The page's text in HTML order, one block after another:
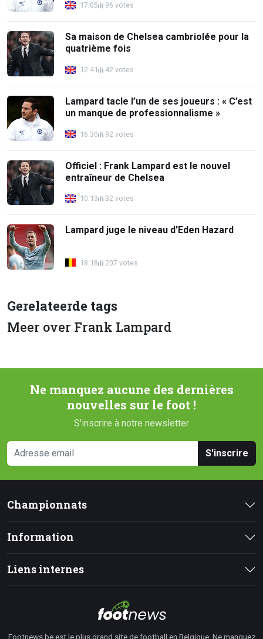
17:05 96 votes
Sa maison de Chelsea cambriolée pour la
quatrième fois
12:41 42 votes
Lampard tacle l’un de ses joueurs : « C’est
un manque de professionnalisme »
16:30 92 votes
Officiel : Frank Lampard est le nouvel
entraîneur de Chelsea
10:13 32 votes
Lampard juge le niveau d'Eden Hazard
18:18 207 votes
Gerelateerde tags
Meer over Frank Lampard
Ne manquez aucune des dernières
nouvelles sur le foot !
S'inscrire à notre newsletter
S'inscrire
Championnats
Information
Liens internes
Footnews.be est le plus grand site de football en Belgique. Ne manquez